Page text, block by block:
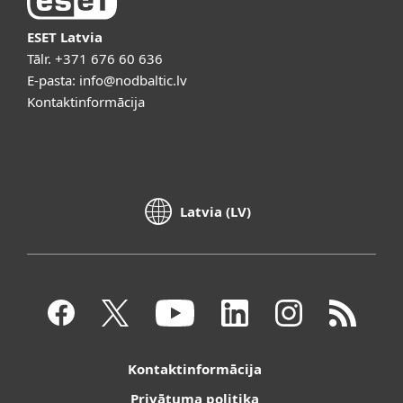
ESET Latvia
Tālr. +371 676 60 636
E-pasta: info@nodbaltic.lv
Kontaktinformācija
Latvia (LV)
Kontaktinformācija
Privātuma politika